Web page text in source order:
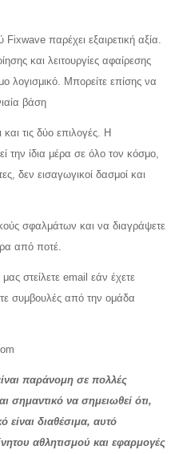
παρέχει εξαιρετική αξία.
και λειτουργίες αφαίρεσης
λογισμικό. Μπορείτε επίσης να
βάση
τις δύο επιλογές. Η
την ίδια μέρα σε όλο τον κόσμο,
δεν εισαγωγικοί δασμοί και
σφαλμάτων και να διαγράψετε
από ποτέ.
στείλετε email εάν έχετε
συμβουλές από την ομάδα
παράνομη σε πολλές
σημαντικό να σημειωθεί ότι,
είναι διαθέσιμα, αυτό
αθλητισμού και εφαρμογές